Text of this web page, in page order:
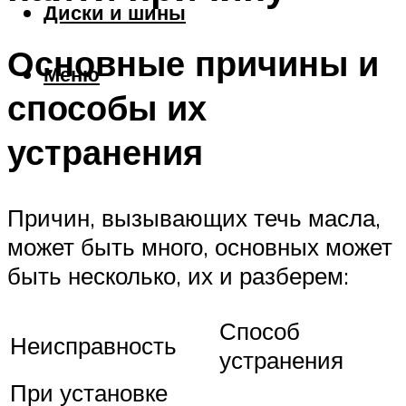
Диски и шины
Меню
Основные причины и
способы их
устранения
Причин, вызывающих течь масла,
может быть много, основных может
быть несколько, их и разберем:
Неисправность
Способ
устранения
При установке